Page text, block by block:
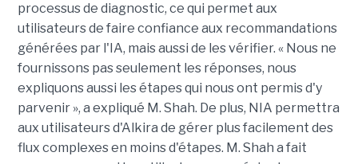
processus de diagnostic, ce qui permet aux
utilisateurs de faire confiance aux recommandations
générées par l'IA, mais aussi de les vérifier. « Nous ne
fournissons pas seulement les réponses, nous
expliquons aussi les étapes qui nous ont permis d'y
parvenir », a expliqué M. Shah. De plus, NIA permettra
aux utilisateurs d'Alkira de gérer plus facilement des
flux complexes en moins d'étapes. M. Shah a fait